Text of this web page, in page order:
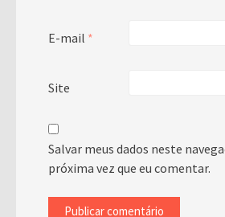
E-mail *
Site
Salvar meus dados neste
próxima vez que eu comentar.